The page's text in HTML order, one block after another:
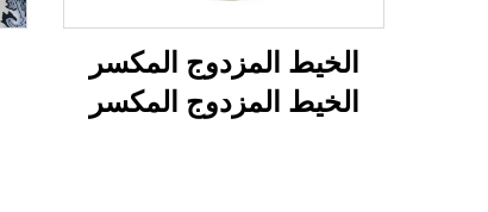
الخيط المزدوج المكسر
الخيط المزدوج المكسر